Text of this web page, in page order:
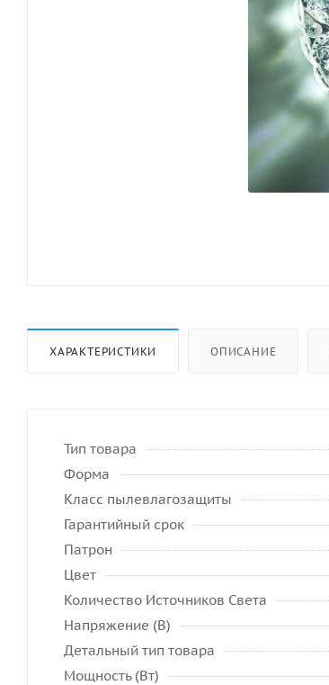
ХАРАКТЕРИСТИКИ ОПИСАНИЕ
Тип товара
Форма
Класс пылевлагозащиты
Гарантийный срок
Патрон
Цвет
Количество Источников Света
Напряжение (В)
Детальный тип товара
Мощность (Вт)